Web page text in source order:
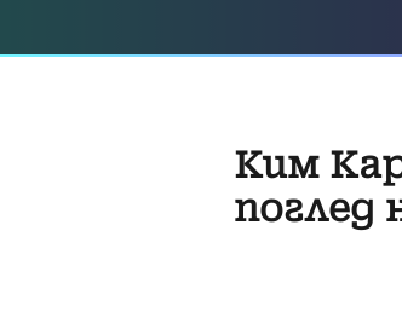
Ким
поглед